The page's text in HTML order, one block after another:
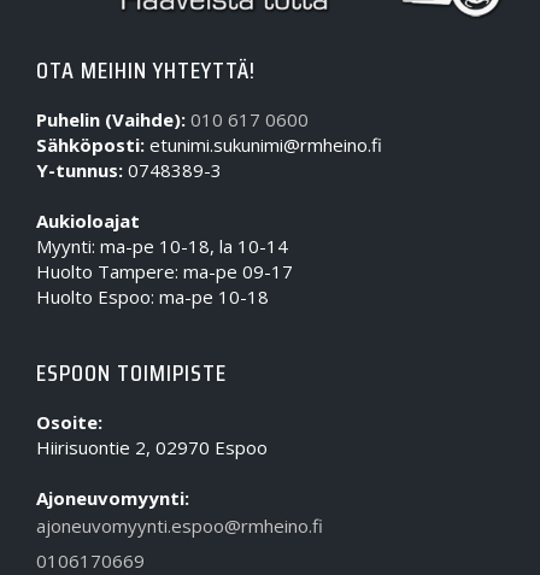
OTA MEIHIN YHTEYTTÄ!
Puhelin (Vaihde): 010 617 0600
Sähköposti: etunimi.sukunimi@rmheino.fi
Y-tunnus: 0748389-3
Aukioloajat
Myynti: ma-pe 10-18, la 10-14
Huolto Tampere: ma-pe 09-17
Huolto Espoo: ma-pe 10-18
ESPOON TOIMIPISTE
Osoite:
Hiirisuontie 2, 02970 Espoo
Ajoneuvomyynti:
ajoneuvomyynti.espoo@rmheino.fi
0106170669